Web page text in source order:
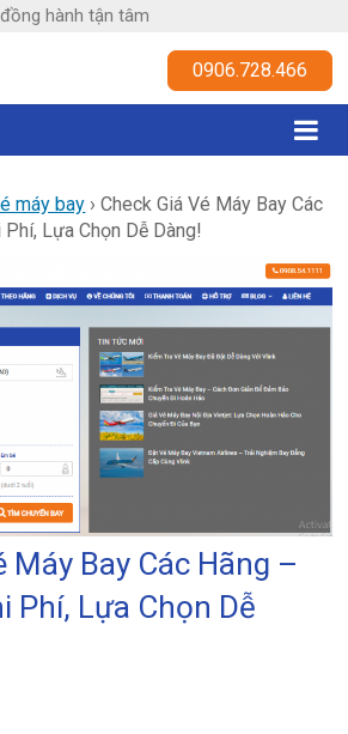
hành tận tâm
0906.728.466
máy bay ›Check Giá Vé Máy Bay Các
Lựa Chọn Dễ Dàng!
Máy Bay Các Hãng –
Phí, Lựa Chọn Dễ